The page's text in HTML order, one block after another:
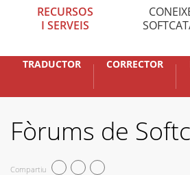
RECURSOS
I SERVEIS
TRADUCTOR CORRECTOR
Fòrums de
Compartiu